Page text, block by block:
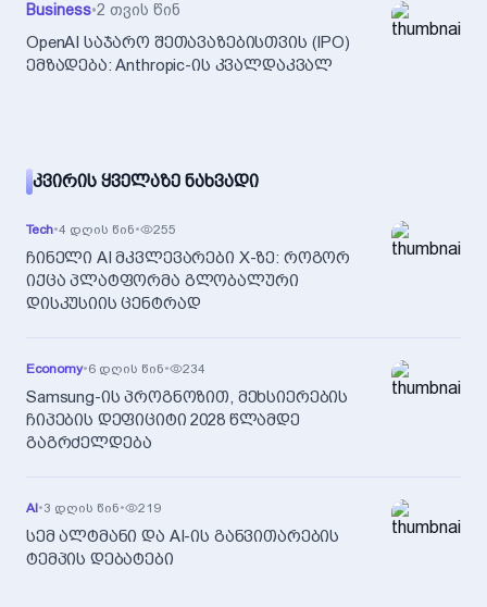
Business•2 თვის წინ
OpenAI საჯარო შეთავაზებისთვის (IPO)
ემზადება: Anthropic-ის კვალდაკვალ
ᲙᲕᲘᲠᲘᲡ ᲧᲕᲔᲚᲐᲖᲔ ᲜᲐᲮᲕᲐᲓᲘ
Tech•4 დღის წინ• 255
ჩინელი AI მკვლევარები X-ზე: როგორ
იქცა პლატფორმა გლობალური
დისკუსიის ცენტრად
Economy•6 დღის წინ• 234
Samsung-ის პროგნოზით, მეხსიერების
ჩიპების დეფიციტი 2028 წლამდე
გაგრძელდება
AI•3 დღის წინ• 219
სემ ალტმანი და AI-ის განვითარების
ტემპის დებატები